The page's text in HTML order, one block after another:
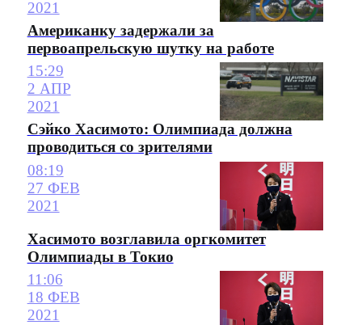
2021
Американку задержали за
первоапрельскую шутку на работе
15:29
2 АПР
2021
Сэйко Хасимото: Олимпиада должна
проводиться со зрителями
08:19
27 ФЕВ
2021
Хасимото возглавила оргкомитет
Олимпиады в Токио
11:06
18 ФЕВ
2021